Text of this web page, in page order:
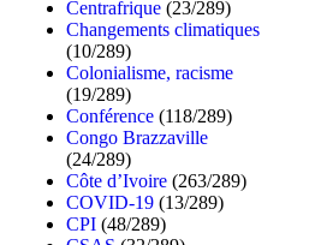
Centrafrique (23/289)
Changements climatiques
(10/289)
Colonialisme, racisme
(19/289)
Conférence (118/289)
Congo Brazzaville
(24/289)
Côte d’Ivoire (263/289)
COVID-19 (13/289)
CPI (48/289)